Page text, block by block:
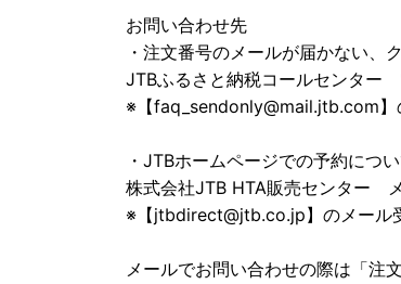
お問い合わせ先
・注文番号のメールが届かない、
JTBふるさと納税コールセンタ
※【faq_sendonly@mail.jtb.com】
・JTBホームページでの予約につい
株式会社JTB HTA販売センター
※【jtbdirect@jtb.co.jp】のメール
メールでお問い合わせの際は「注